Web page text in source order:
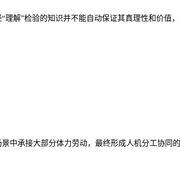
解”检验的知识并不能自动保证其真理性和价值
中承接大部分体力劳动，最终形成人机分工协同